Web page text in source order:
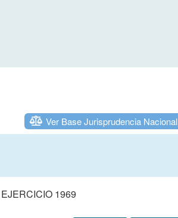
Ver Base Jurisprudencia Nacional
1969